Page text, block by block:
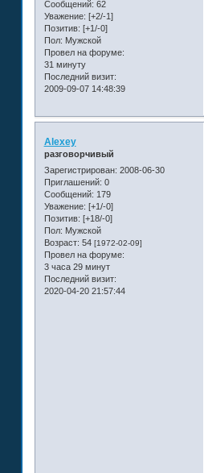
Сообщений: 62
Уважение: [+2/-1]
Позитив: [+1/-0]
Пол: Мужской
Провел на форуме:
31 минуту
Последний визит:
2009-09-07 14:48:39
Alexey
разговорчивый
Зарегистрирован: 2008-06-30
Приглашений: 0
Сообщений: 179
Уважение: [+1/-0]
Позитив: [+18/-0]
Пол: Мужской
Возраст: 54 [1972-02-09]
Провел на форуме:
3 часа 29 минут
Последний визит:
2020-04-20 21:57:44